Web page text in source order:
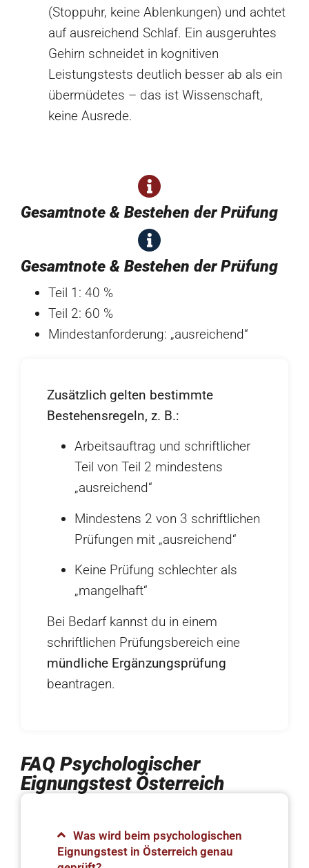
(Stoppuhr, keine Ablenkungen) und achtet
auf ausreichend Schlaf. Ein ausgeruhtes
Gehirn schneidet in kognitiven
Leistungstests deutlich besser ab als ein
übermüdetes – das ist Wissenschaft,
keine Ausrede.
Gesamtnote & Bestehen der Prüfung
Gesamtnote & Bestehen der Prüfung
Teil 1: 40 %
Teil 2: 60 %
Mindestanforderung: „ausreichend“
Zusätzlich gelten bestimmte
Bestehensregeln, z. B.:
Arbeitsauftrag und schriftlicher
Teil von Teil 2 mindestens
„ausreichend“
Mindestens 2 von 3 schriftlichen
Prüfungen mit „ausreichend“
Keine Prüfung schlechter als
„mangelhaft“
Bei Bedarf kannst du in einem
schriftlichen Prüfungsbereich eine
mündliche Ergänzungsprüfung
beantragen.
FAQ Psychologischer
Eignungstest Österreich
Was wird beim psychologischen
Eignungstest in Österreich genau